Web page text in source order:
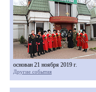
основан 21 ноября 2019 г.
Другие события